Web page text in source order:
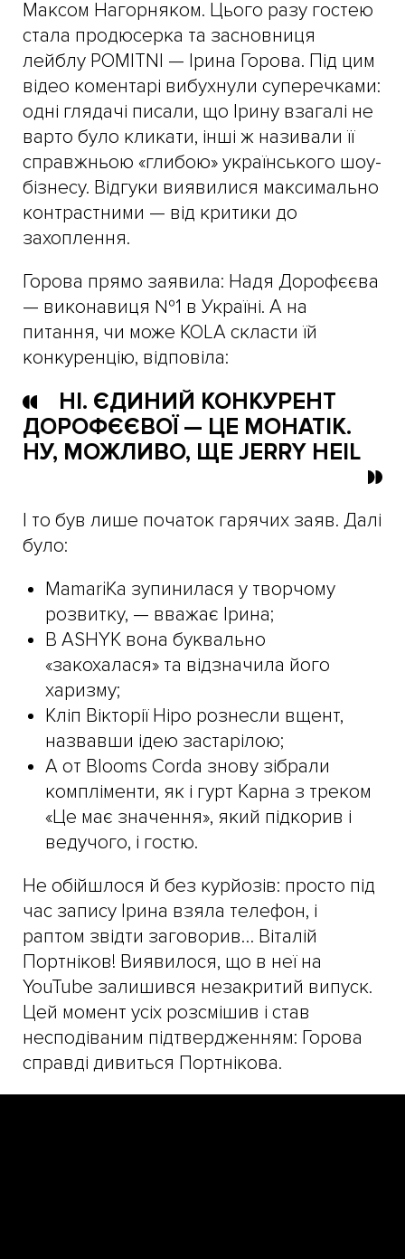
Максом Нагорняком. Цього разу гостею
стала продюсерка та засновниця
лейблу POMITNI — Ірина Горова. Під цим
відео коментарі вибухнули суперечками:
одні глядачі писали, що Ірину взагалі не
варто було кликати, інші ж називали її
справжньою «глибою» українського шоу-
бізнесу. Відгуки виявилися максимально
контрастними — від критики до
захоплення.
Горова прямо заявила: Надя Дорофєєва
— виконавиця №1 в Україні. А на
питання, чи може KOLA скласти їй
конкуренцію, відповіла:
НІ. ЄДИНИЙ КОНКУРЕНТ
ДОРОФЄЄВОЇ — ЦЕ МОНАТІК.
НУ, МОЖЛИВО, ЩЕ JERRY HEIL
І то був лише початок гарячих заяв. Далі
було:
MamariKa зупинилася у творчому
розвитку, — вважає Ірина;
В ASHYK вона буквально
«закохалася» та відзначила його
харизму;
Кліп Вікторії Ніро рознесли вщент,
назвавши ідею застарілою;
А от Blooms Corda знову зібрали
компліменти, як і гурт Карна з треком
«Це має значення», який підкорив і
ведучого, і гостю.
Не обійшлося й без курйозів: просто під
час запису Ірина взяла телефон, і
раптом звідти заговорив… Віталій
Портніков! Виявилося, що в неї на
YouTube залишився незакритий випуск.
Цей момент усіх розсмішив і став
несподіваним підтвердженням: Горова
справді дивиться Портнікова.